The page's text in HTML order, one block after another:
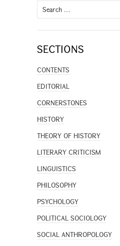
Search
for:
SECTIONS
CONTENTS
EDITORIAL
CORNERSTONES
HISTORY
THEORY OF HISTORY
LITERARY CRITICISM
LINGUISTICS
PHILOSOPHY
PSYCHOLOGY
POLITICAL SOCIOLOGY
SOCIAL ANTHROPOLOGY